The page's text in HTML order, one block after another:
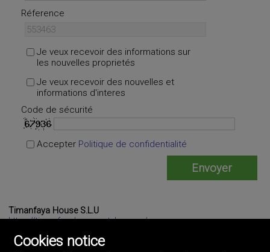
Réference
Je veux recevoir des informations sur
les nouvelles proprietés
Je veux recevoir des nouvelles et
informations d'interes
Code de sécurité
Accepter Politique de confidentialité
Timanfaya House S.L.U
https://timanfayahouse.artekasa.es/
Cookies notice